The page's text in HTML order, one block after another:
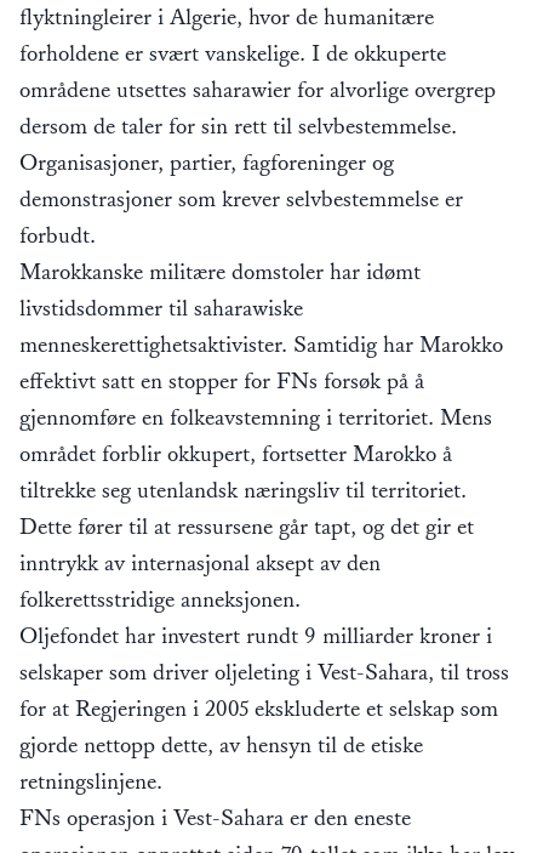
flyktningleirer i Algerie, hvor de humanitære
forholdene er svært vanskelige. I de okkuperte
områdene utsettes saharawier for alvorlige overgrep
dersom de taler for sin rett til selvbestemmelse.
Organisasjoner, partier, fagforeninger og
demonstrasjoner som krever selvbestemmelse er
forbudt.
Marokkanske militære domstoler har idømt
livstidsdommer til saharawiske
menneskerettighetsaktivister. Samtidig har Marokko
effektivt satt en stopper for FNs forsøk på å
gjennomføre en folkeavstemning i territoriet. Mens
området forblir okkupert, fortsetter Marokko å
tiltrekke seg utenlandsk næringsliv til territoriet.
Dette fører til at ressursene går tapt, og det gir et
inntrykk av internasjonal aksept av den
folkerettsstridige anneksjonen.
Oljefondet har investert rundt 9 milliarder kroner i
selskaper som driver oljeleting i Vest-Sahara, til tross
for at Regjeringen i 2005 ekskluderte et selskap som
gjorde nettopp dette, av hensyn til de etiske
retningslinjene.
FNs operasjon i Vest-Sahara er den eneste